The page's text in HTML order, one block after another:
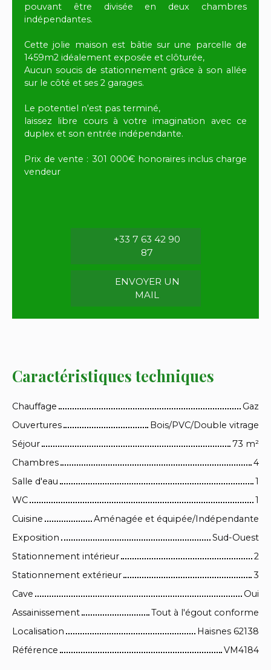
pouvant être divisée en deux chambres
indépendantes.
Cette jolie maison est bâtie sur une parcelle de
1459m2 idéalement exposée et clôturée,
Aucun soucis de stationnement grâce à son allée
sur le côté et ses 2 garages.
Le potentiel n'est pas terminé,
laissez libre cours à votre imagination avec ce
duplex et son entrée indépendante.
Prix de vente : 301 000€ honoraires inclus charge
vendeur
+33 7 63 42 90
87
ENVOYER UN
MAIL
Caractéristiques techniques
Chauffage
Gaz
Ouvertures
Bois/PVC/Double vitrage
Séjour
73 m²
Chambres
4
Salle d'eau
1
WC
1
Cuisine
Aménagée et équipée/Indépendante
Exposition
Sud-Ouest
Stationnement intérieur
2
Stationnement extérieur
3
Cave
Oui
Assainissement
Tout à l'égout conforme
Localisation
Haisnes 62138
Référence
VM4184